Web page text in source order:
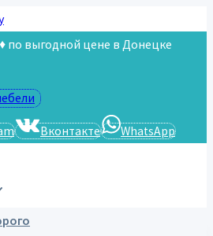
по выгодной цене в Донецке
Вконтакте WhatsApp